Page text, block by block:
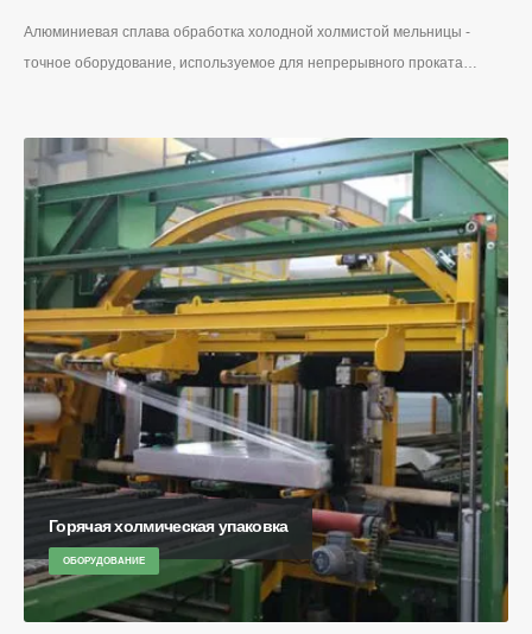
Алюминиевая сплава обработка холодной холмистой мельницы -
точное оборудование, используемое для непрерывного проката…
Горячая холмическая упаковка
ОБОРУДОВАНИЕ